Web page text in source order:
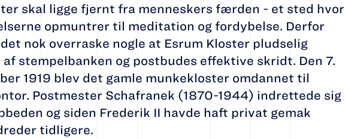
skal ligge fjernt fra menneskers færden - et sted hvor
opmuntrer til meditation og fordybelse. Derfor
nok overraske nogle at Esrum Kloster pludselig
af stempelbanken og postbudes effektive skridt. Den 7.
1919 blev det gamle munkekloster omdannet til
Postmester Schafranek (1870-1944) indrettede sig
og siden Frederik II havde haft privat gemak
tidligere.